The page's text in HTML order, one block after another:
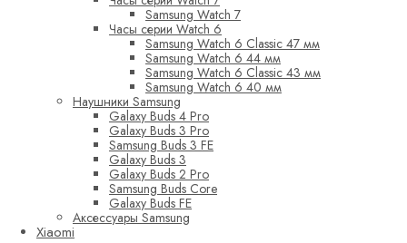
Samsung Watch 7
Часы серии Watch 6
Samsung Watch 6 Classic 47 мм
Samsung Watch 6 44 мм
Samsung Watch 6 Classic 43 мм
Samsung Watch 6 40 мм
Наушники Samsung
Galaxy Buds 4 Pro
Galaxy Buds 3 Pro
Samsung Buds 3 FE
Galaxy Buds 3
Galaxy Buds 2 Pro
Samsung Buds Core
Galaxy Buds FE
Аксессуары Samsung
Xiaomi